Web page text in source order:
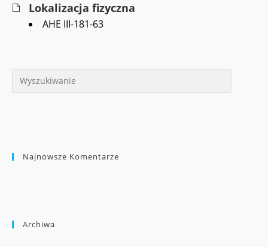
Lokalizacja fizyczna
AHE III-181-63
Najnowsze Komentarze
Archiwa